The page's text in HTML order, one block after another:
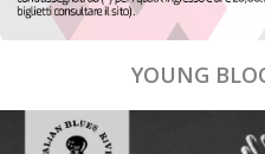
YOUNG